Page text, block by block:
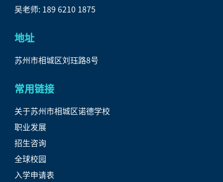
吴老师: 189 6210 1875
地址
苏州市相城区刘珏路8号
常用链接
关于苏州市相城区诺德学校
职业发展
招生咨询
全球校园
入学申请表